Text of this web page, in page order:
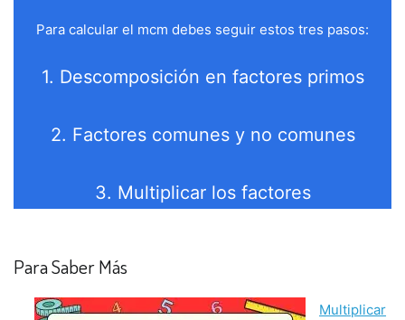
Para calcular el mcm debes seguir estos tres pasos:
1. Descomposición en factores primos
2. Factores comunes y no comunes
3. Multiplicar los factores
Para Saber Más
Multiplicar